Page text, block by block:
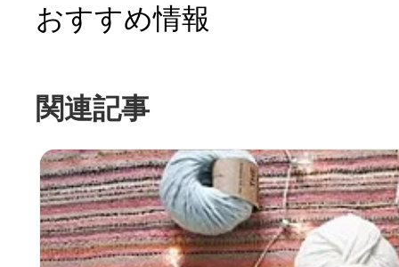
おすすめ情報
関連記事